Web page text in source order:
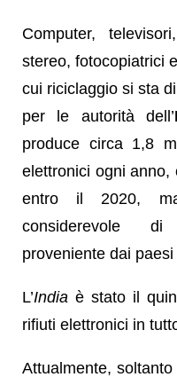
Computer,
stereo, fotocopiatrici
cui riciclaggio si sta
per le autorità dell’
produce circa 1,8
elettronici ogni anno,
entro il 2020,
considerevole di
proveniente dai
L’India è stato il
rifiuti elettronici in
Attualmente,